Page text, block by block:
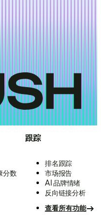
分数
跟踪
排名跟踪
市场报告
AI 品牌情绪
反向链接分析
查看所有功能